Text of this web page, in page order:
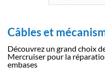
Câbles et
Découvrez un grand choix
Mercruiser pour la
embases